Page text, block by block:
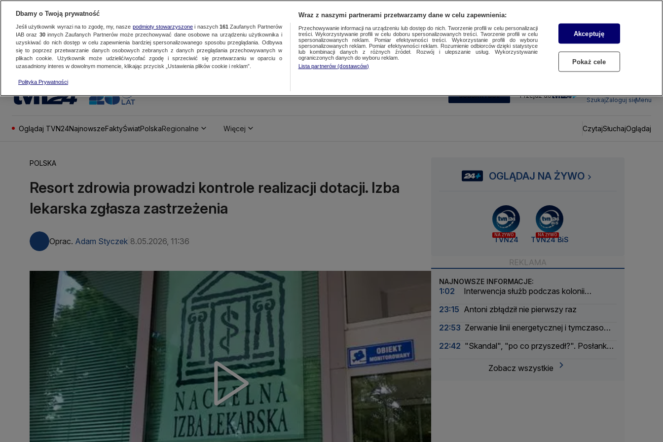
SUBSKRYBUJ Przejdź do
SzukajZaloguj sięMenu
Oglądaj TVN24NajnowszeFaktyŚwiatPolskaRegionalne Więcej CzytajSłuchajOglądaj
POLSKA
Resort zdrowia prowadzi kontrole realizacji dotacji. Izba
lekarska zgłasza zastrzeżenia
Oprac. Adam Styczek 8.05.2026, 11:36
OGLĄDAJ NA ŻYWO
NA ŻYWO
TVN24
NA ŻYWO
TVN24 BiS
NAJNOWSZE INFORMACJE:
1:02
Interwencja służb podczas kolonii
23:15 Antoni zbłądził nie pierwszy raz
22:53 Zerwanie linii energetycznej i tymczasowa
Wojskowa
22:42 "Skandal", "po co przyszedł?". Posłanka
Zobacz wszystkie
Dbamy o Twoją prywatność
Jeśli użytkownik wyrazi na to zgodę, my, nasze podmioty stowarzyszonei naszych 161 Zaufanych Partnerów
IAB oraz 30innych Zaufanych Partnerów może przechowywać dane osobowe na urządzeniu użytkownika i
uzyskiwać do nich dostęp w celu zapewnienia bardziej spersonalizowanego sposobu przeglądania. Odbywa
się to poprzez przetwarzanie danych osobowych zebranych z danych przeglądania przechowywanych w
plikach cookie. Użytkownik może udzielić/wycofać zgodę i sprzeciwić się przetwarzaniu w oparciu o
uzasadniony interes w dowolnym momencie, klikając przycisk „Ustawienia plików cookie i reklam”.
Polityka Prywatności
Wraz z naszymi partnerami przetwarzamy dane w celu zapewnienia:
Przechowywanie informacji na urządzeniu lub dostęp do nich. Tworzenie profili w celu personalizacji
treści. Wykorzystywanie profili w celu doboru spersonalizowanych treści. Tworzenie profili w celu
spersonalizowanych reklam. Pomiar efektywności treści. Wykorzystanie profili do wyboru
spersonalizowanych reklam. Pomiar efektywności reklam. Rozumienie odbiorców dzięki statystyce
lub kombinacji danych z różnych źródeł. Rozwój i ulepszanie usług. Wykorzystywanie
ograniczonych danych do wyboru reklam.
Lista partnerów (dostawców)
Akceptuję
Pokaż cele